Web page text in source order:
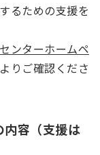
るための支援を
ンターホームペ
よりご確認くださ
内容（支援は